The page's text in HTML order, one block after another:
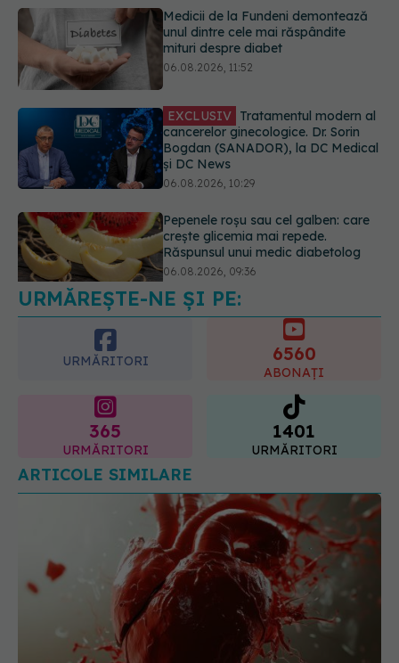
EXCLUSIV Tratamentul modern al
cancerelor ginecologice. Dr. Sorin
Bogdan (SANADOR), la DC Medical
și DC News
Pepenele roșu sau cel galben: care
crește glicemia mai repede.
Răspunsul unui medic diabetolog
06.08.2026, 09:36
EXCLUSIV Cum schimbă
Inteligența Artificială relația dintre
medic și pacient
URMĂREȘTE-NE ȘI PE:
URMĂRITORI
365 1401
URMĂRITORI
ARTICOLE SIMILARE
Noul medicament care scade trigliceridele și
protejează inima